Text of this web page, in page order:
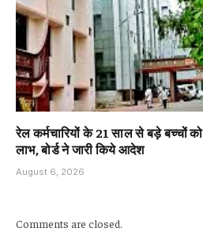
रेल कर्मचारियों के 21 साल से बड़े बच्चों
लाभ, बोर्ड ने जारी किये आदेश
August 6, 2026
Comments are closed.